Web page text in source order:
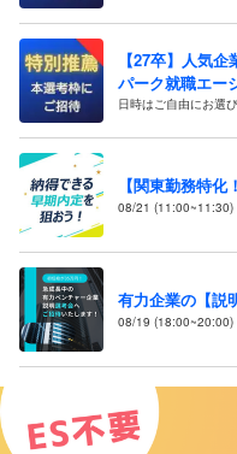
【27卒】人気
パーク就職エー
日時はご自由にお選
【関東勤務特
08/21 (11:00~11:30)
有力企業の【説
08/19 (18:00~20:00)